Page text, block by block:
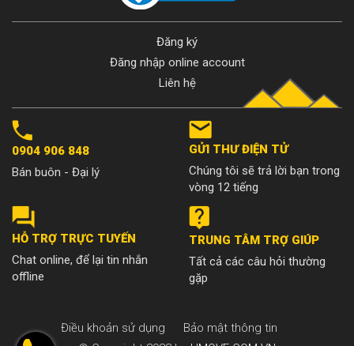
Đăng ký
Đăng nhập online account
Liên hệ
0904 906 848
Bán buôn - Đại lý
GỬI THƯ ĐIỆN TỬ
Chúng tôi sẽ trả lời bạn trong
vòng 12 tiếng
HỖ TRỢ TRỰC TUYẾN
Chat online, để lại tin nhắn
offline
TRUNG TÂM TRỢ GIÚP
Tất cả các câu hỏi thường
gặp
Điều khoản sử dụng
Bảo mật thông tin